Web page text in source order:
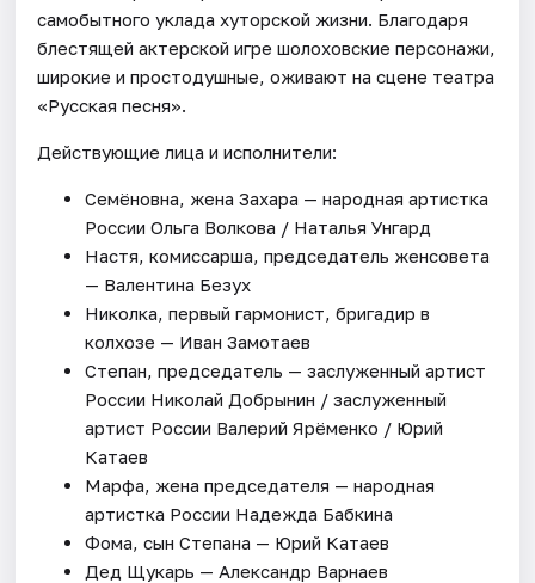
самобытного уклада хуторской жизни. Благодаря
блестящей актерской игре шолоховские персонажи,
широкие и простодушные, оживают на сцене театра
«Русская песня».
Действующие лица и исполнители:
Семёновна, жена Захара — народная артистка
России Ольга Волкова / Наталья Унгард
Настя, комиссарша, председатель женсовета
— Валентина Безух
Николка, первый гармонист, бригадир в
колхозе — Иван Замотаев
Степан, председатель — заслуженный артист
России Николай Добрынин / заслуженный
артист России Валерий Ярёменко / Юрий
Катаев
Марфа, жена председателя — народная
артистка России Надежда Бабкина
Фома, сын Степана — Юрий Катаев
Дед Щукарь — Александр Варнаев